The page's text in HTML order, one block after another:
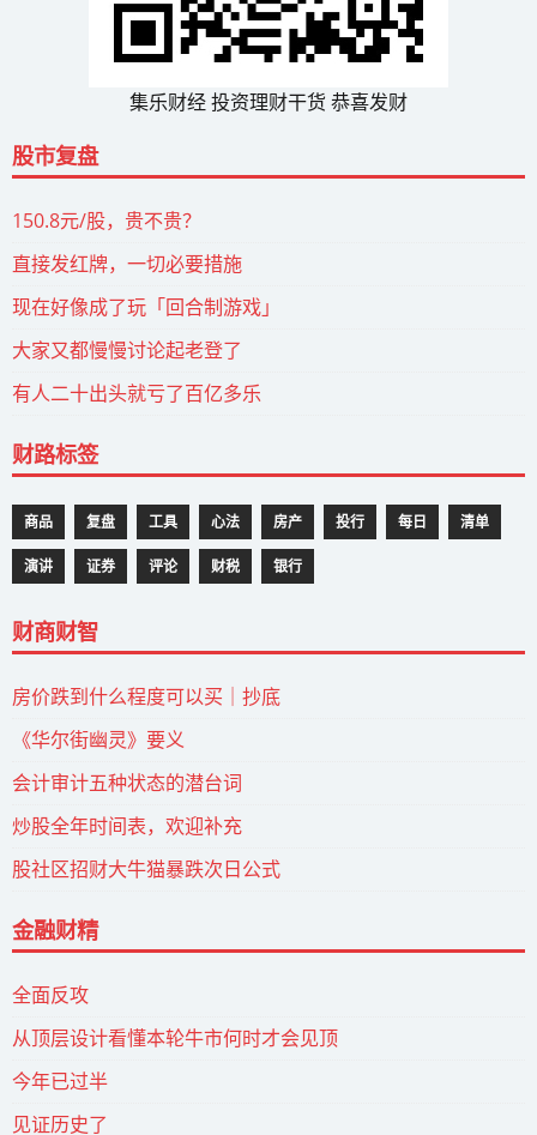
集乐财经 投资理财干货 恭喜发财
股市复盘
150.8元/股，贵不贵？
直接发红牌，一切必要措施
现在好像成了玩「回合制游戏」
大家又都慢慢讨论起老登了
有人二十出头就亏了百亿多乐
财路标签
商品 复盘 工具 心法 房产 投行 每日 清单
演讲 证券 评论 财税 银行
财商财智
房价跌到什么程度可以买｜抄底
《华尔街幽灵》要义
会计审计五种状态的潜台词
炒股全年时间表，欢迎补充
股社区招财大牛猫暴跌次日公式
金融财精
全面反攻
从顶层设计看懂本轮牛市何时才会见顶
今年已过半
见证历史了